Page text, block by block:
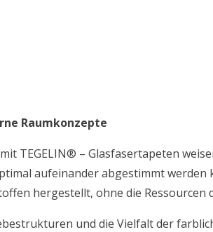
Raumkonzepte
TEGELIN® – Glasfasertapeten
aufeinander abgestimmt werden
hergestellt, ohne die Ressourcen
und die Vielfalt der